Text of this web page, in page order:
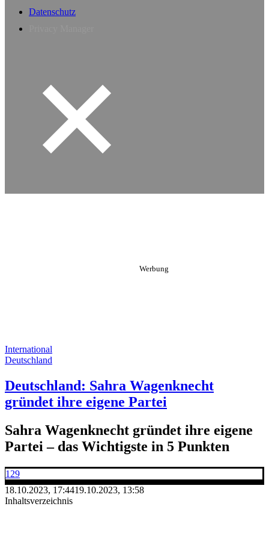
Datenschutz
International
Deutschland
Deutschland: Sahra Wagenknecht
gründet ihre eigene Partei
Sahra Wagenknecht gründet ihre eigene
Partei – das Wichtigste in 5 Punkten
129
18.10.2023, 17:4419.10.2023, 13:58
Inhaltsverzeichnis